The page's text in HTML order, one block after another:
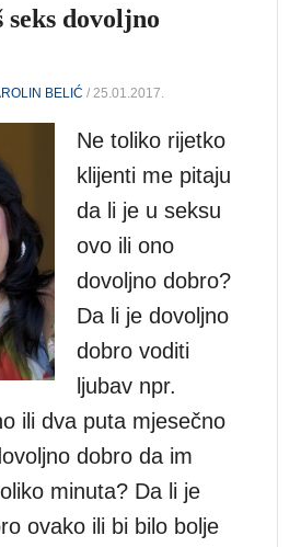
seks dovoljno
BELIĆ / 25.01.2017.
Ne toliko rijetko
klijenti me pitaju
da li je u seksu
ovo ili ono
dovoljno dobro?
Da li je dovoljno
dobro voditi
ljubav npr.
ili dva puta mjesečno
dobro da im
minuta? Da li je
ovako ili bi bilo bolje